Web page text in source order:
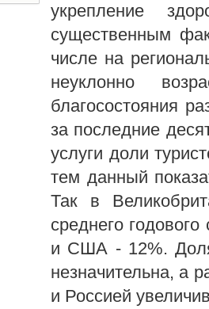
укрепление
существенным
числе на
неуклонно
благосостояния
за последние
услуги доли
тем данный
Так в
среднего
и США - 12%.
незначительна, а
и Россией